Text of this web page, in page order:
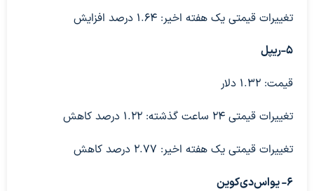
تغییرات قیمتی یک هفته اخیر: ۱.۶۴ درصد افزایش
۵-ریپل
قیمت: ۱.۳۲ دلار
تغییرات قیمتی ۲۴ ساعت گذشته: ۱.۲۲ درصد کاهش
تغییرات قیمتی یک هفته اخیر: ۲.۷۷ درصد کاهش
۶- یواس‌دی‌کوین